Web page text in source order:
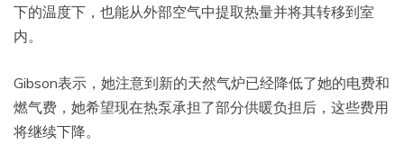
下的温度下，也能从外部空气中提取热量并将其转移到室
内。
Gibson表示，她注意到新的天然气炉已经降低了她的电费和
燃气费，她希望现在热泵承担了部分供暖负担后，这些费用
将继续下降。